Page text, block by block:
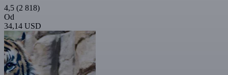
4,5 (2 818)
Od
34,14 USD